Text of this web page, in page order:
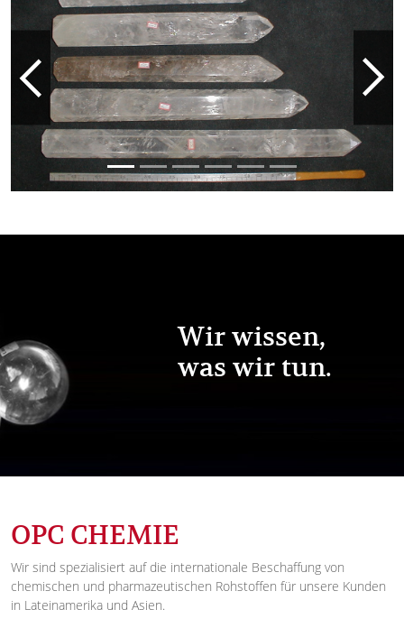
Previous Next
Wir wissen,
was wir tun.
OPC CHEMIE
Wir sind spezialisiert auf die internationale Beschaffung von
chemischen und pharmazeutischen Rohstoffen für unsere Kunden
in Lateinamerika und Asien.